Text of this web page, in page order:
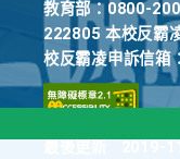
教育部：0800-
222805 本校反霸
校反霸凌申訴信